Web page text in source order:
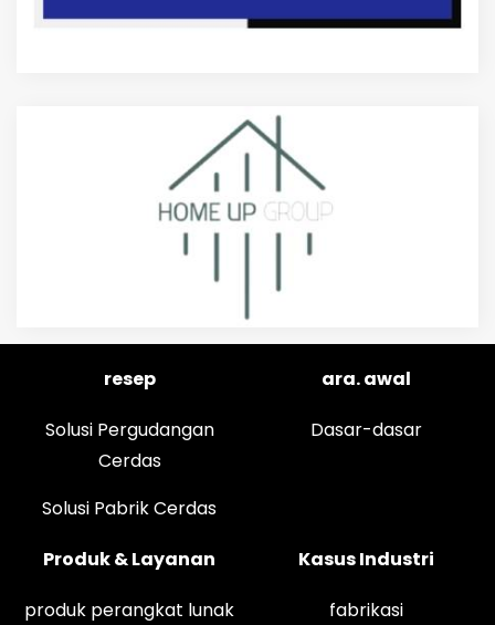
resep
Solusi Pergudangan
Cerdas
Solusi Pabrik Cerdas
ara. awal
Dasar-dasar
Produk & Layanan
produk perangkat lunak
Kasus Industri
fabrikasi